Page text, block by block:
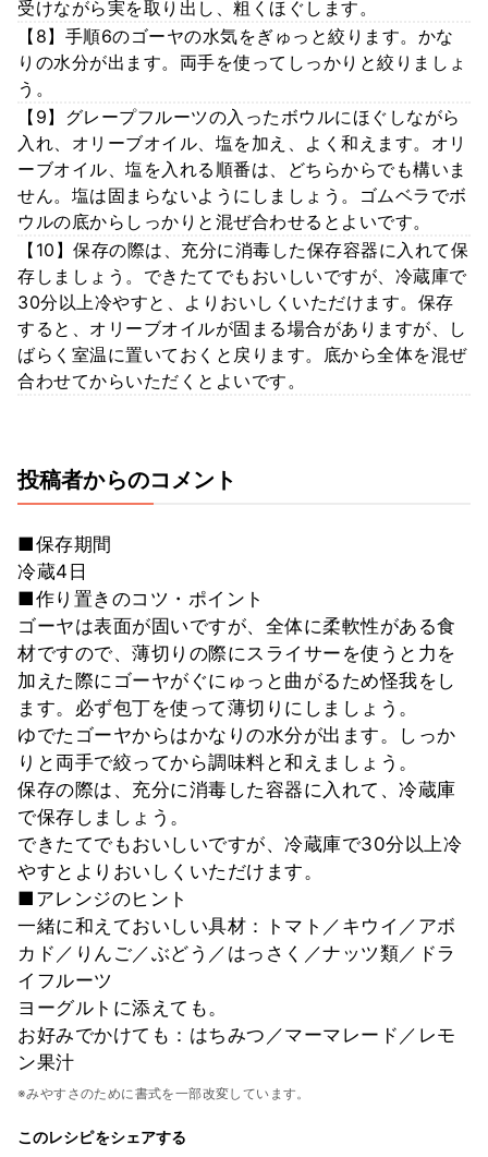
受けながら実を取り出し、粗くほぐします。
【8】手順6のゴーヤの水気をぎゅっと絞ります。かな
りの水分が出ます。両手を使ってしっかりと絞りましょ
う。
【9】グレープフルーツの入ったボウルにほぐしながら
入れ、オリーブオイル、塩を加え、よく和えます。オリ
ーブオイル、塩を入れる順番は、どちらからでも構いま
せん。塩は固まらないようにしましょう。ゴムベラでボ
ウルの底からしっかりと混ぜ合わせるとよいです。
【10】保存の際は、充分に消毒した保存容器に入れて保
存しましょう。できたてでもおいしいですが、冷蔵庫で
30分以上冷やすと、よりおいしくいただけます。保存
すると、オリーブオイルが固まる場合がありますが、し
ばらく室温に置いておくと戻ります。底から全体を混ぜ
合わせてからいただくとよいです。
投稿者からのコメント
■保存期間
冷蔵4日
■作り置きのコツ・ポイント
ゴーヤは表面が固いですが、全体に柔軟性がある食
材ですので、薄切りの際にスライサーを使うと力を
加えた際にゴーヤがぐにゅっと曲がるため怪我をし
ます。必ず包丁を使って薄切りにしましょう。
ゆでたゴーヤからはかなりの水分が出ます。しっか
りと両手で絞ってから調味料と和えましょう。
保存の際は、充分に消毒した容器に入れて、冷蔵庫
で保存しましょう。
できたてでもおいしいですが、冷蔵庫で30分以上冷
やすとよりおいしくいただけます。
■アレンジのヒント
一緒に和えておいしい具材：トマト／キウイ／アボ
カド／りんご／ぶどう／はっさく／ナッツ類／ドラ
イフルーツ
ヨーグルトに添えても。
お好みでかけても：はちみつ／マーマレード／レモ
ン果汁
※みやすさのために書式を一部改変しています。
このレシピをシェアする